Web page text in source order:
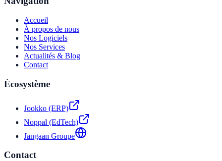
Accueil
À propos de nous
Nos Logiciels
Nos Services
Actualités & Blog
Contact
Écosystème
Jookko (ERP)
Noppal (EdTech)
Jangaan Groupe
Contact